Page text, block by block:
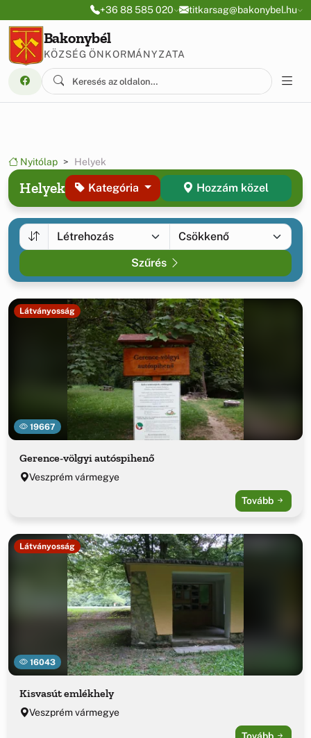
Ugrás a menüre
Ugrás a tartalomra+36 88 585 020 titkarsag@bakonybel.hu
Bakonybél
KÖZSÉG ÖNKORMÁNYZATA
Nyitólap Helyek
Helyek Kategória Hozzám közel
Szűrés
19667
Látványosság
Gerence-völgyi autóspihenő
Veszprém vármegye
Tovább
16043
Látványosság
Kisvasút emlékhely
Veszprém vármegye
Tovább